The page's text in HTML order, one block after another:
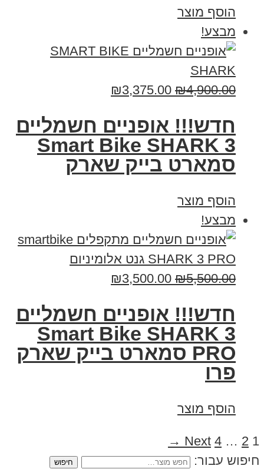
הוסף מוצר
מבצע!
₪4,900.00
₪3,375.00
חדש!!! אופניים חשמליים
Smart Bike SHARK 3
סמארט בייק שארק
הוסף מוצר
מבצע!
₪5,500.00
₪3,500.00
חדש!!! אופניים חשמליים
Smart Bike SHARK 3
PRO סמארט בייק שארק
פרו
הוסף מוצר
1
2
…
4
Next →
חיפוש עבור: